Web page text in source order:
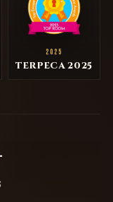
2025
TERPECA 2025